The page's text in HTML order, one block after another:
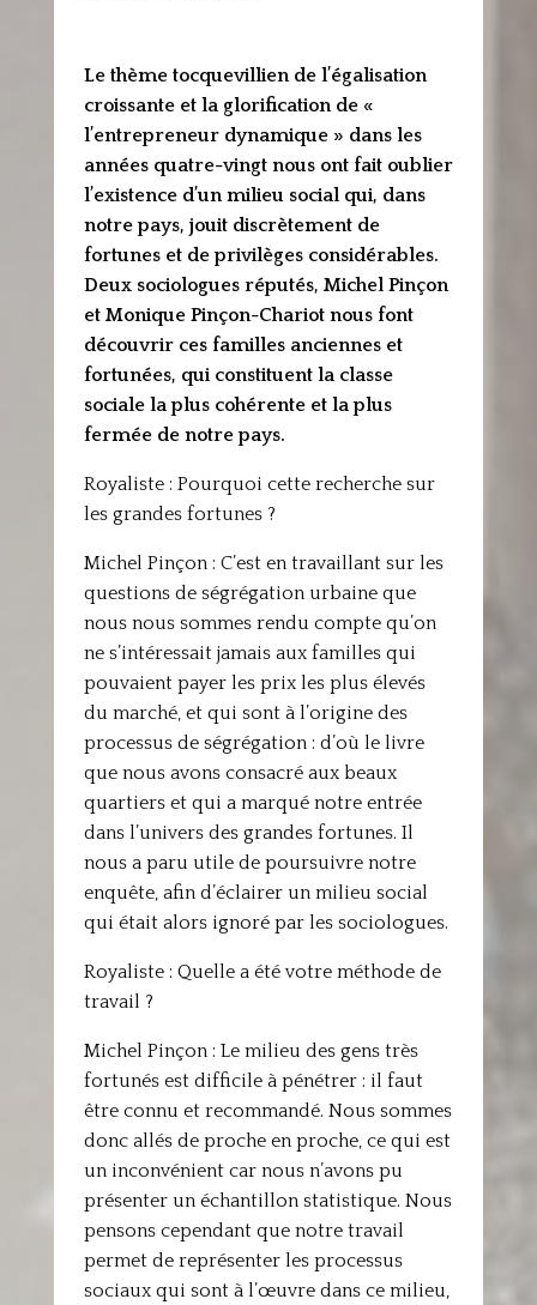
Le thème tocquevillien de l’égalisation
croissante et la glorification de «
l’entrepreneur dynamique » dans les
années quatre-vingt nous ont fait oublier
l’existence d’un milieu social qui, dans
notre pays, jouit discrètement de
fortunes et de privilèges considérables.
Deux sociologues réputés, Michel Pinçon
et Monique Pinçon-Chariot nous font
découvrir ces familles anciennes et
fortunées, qui constituent la classe
sociale la plus cohérente et la plus
fermée de notre pays.
Royaliste : Pourquoi cette recherche sur
les grandes fortunes ?
Michel Pinçon : C’est en travaillant sur les
questions de ségrégation urbaine que
nous nous sommes rendu compte qu’on
ne s’intéressait jamais aux familles qui
pouvaient payer les prix les plus élevés
du marché, et qui sont à l’origine des
processus de ségrégation : d’où le livre
que nous avons consacré aux beaux
quartiers et qui a marqué notre entrée
dans l’univers des grandes fortunes. Il
nous a paru utile de poursuivre notre
enquête, afin d’éclairer un milieu social
qui était alors ignoré par les sociologues.
Royaliste : Quelle a été votre méthode de
travail ?
Michel Pinçon : Le milieu des gens très
fortunés est difficile à pénétrer : il faut
être connu et recommandé. Nous sommes
donc allés de proche en proche, ce qui est
un inconvénient car nous n’avons pu
présenter un échantillon statistique. Nous
pensons cependant que notre travail
permet de représenter les processus
sociaux qui sont à l’œuvre dans ce milieu,